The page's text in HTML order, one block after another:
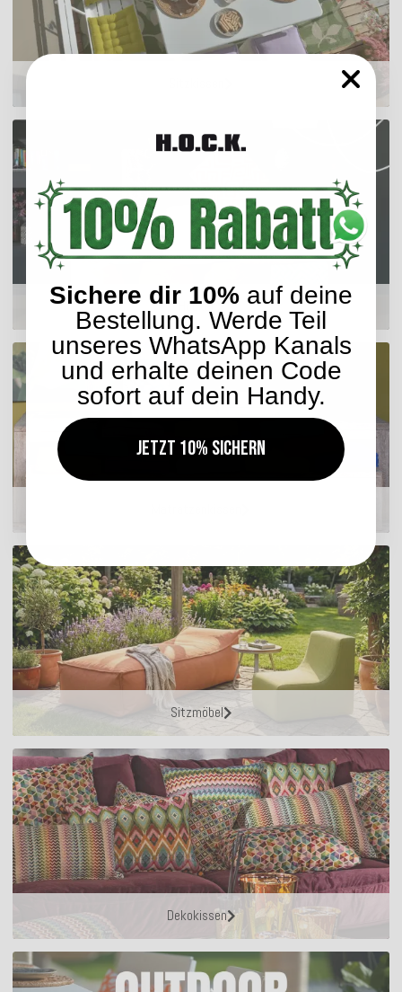
Hocker
Sitzmöbel
Dekokissen
Sichere dir 10% auf deine
Bestellung. Werde Teil
unseres WhatsApp Kanals
und erhalte deinen Code
sofort auf dein Handy.
Jetzt 10% sichern